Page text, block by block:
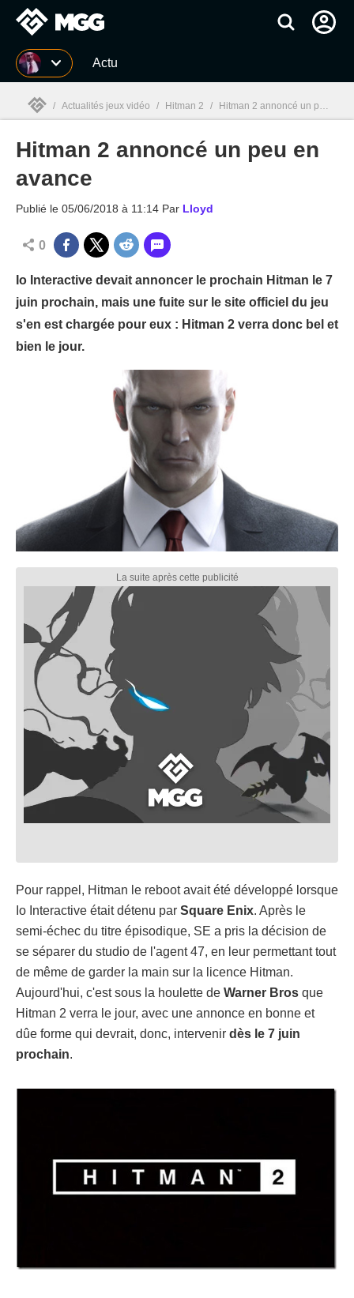
MGG Actu
MGG
/ Actualités jeux vidéo / Hitman 2 / Hitman 2 annoncé un peu en avance
Hitman 2 annoncé un peu en
avance
Publié le 05/06/2018 à 11:14 Par Lloyd
0
Io Interactive devait annoncer le prochain Hitman le 7
juin prochain, mais une fuite sur le site officiel du jeu
s'en est chargée pour eux : Hitman 2 verra donc bel et
bien le jour.
Pour rappel, Hitman le reboot avait été développé lorsque
Io Interactive était détenu par Square Enix. Après le
semi-échec du titre épisodique, SE a pris la décision de
se séparer du studio de l'agent 47, en leur permettant tout
de même de garder la main sur la licence Hitman.
Aujourd'hui, c'est sous la houlette de Warner Bros que
Hitman 2 verra le jour, avec une annonce en bonne et
dûe forme qui devrait, donc, intervenir dès le 7 juin
prochain.